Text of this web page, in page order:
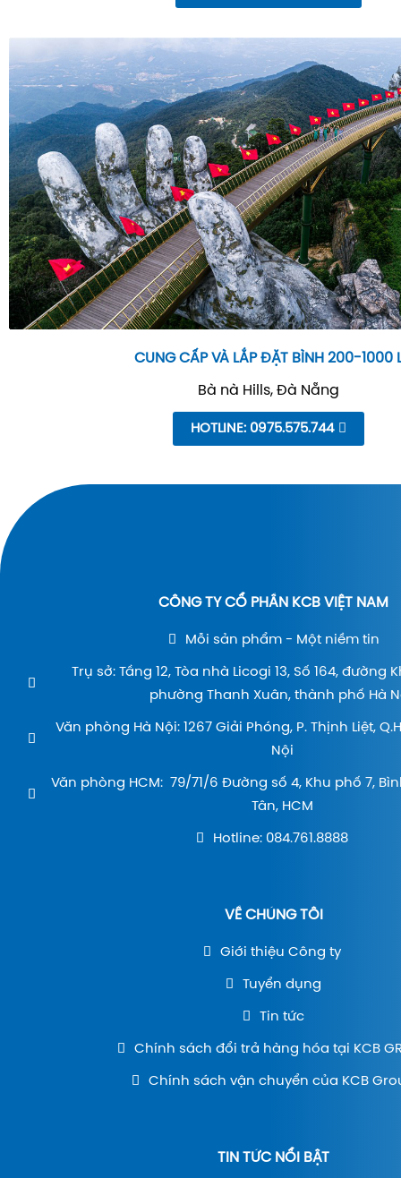
CUNG CẤP VÀ LẮP ĐẶT BÌNH 200-1000
Bà nà Hills, Đà Nẵng
HOTLINE: 0975.575.744
CÔNG TY CỔ PHẦN KCB VIỆT NAM
Mỗi sản phẩm - Một niềm tin
Trụ sở: Tầng 12, Tòa nhà Licogi 13, Số 164, đường
phường Thanh Xuân, thành phố Hà
Văn phòng Hà Nội: 1267 Giải Phóng, P. Thịnh Liệt,
Nội
Văn phòng HCM: 79/71/6 Đường số 4, Khu phố 7,
Tân, HCM
Hotline: 084.761.8888
VỀ CHÚNG TÔI
Giới thiệu Công ty
Tuyển dụng
Tin tức
Chính sách đổi trả hàng hóa tại KCB
Chính sách vận chuyển của KCB
TIN TỨC NỔI BẬT